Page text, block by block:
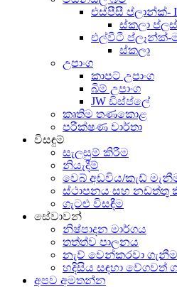
එස්පීසී ප්ලාන්ක්-
ස්කලා ප්ලස්
එල්වීටී ප්ලෑන්ක්-
ස්කලා
උපාංග
කාපට් උපාංග
බිම් උපාංග
JW ඩිස්ප්ලේ
කෘතිම තණකොළ
පරීක්ෂණ වාර්තා
විසඳුම්
සැලසුම් කිරීම
නියැදීම්
වෙබ් අඩවිය/කැඩ්
ස්ථාපනය සහ නඩත්තු
ගැටළු විසඳීම
සේවාවන්
නිෂ්පාදන මාර්ගය
තත්ත්ව පාලනය
නැව් වෙන්කරවා ගැනීම
හදිසිය සඳහා වේගවත්
අපව අමතන්න